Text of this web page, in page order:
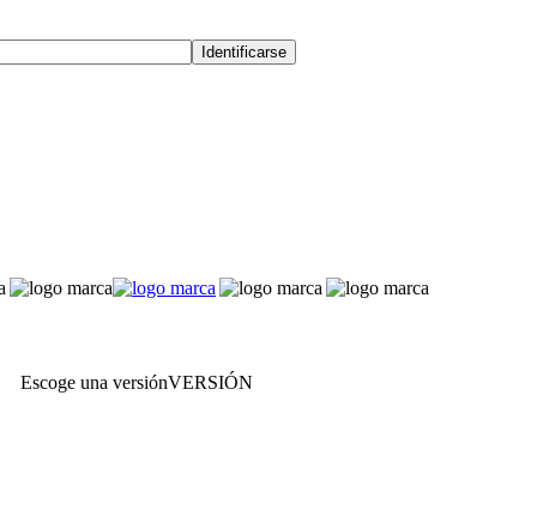
Escoge una versiónVERSIÓN